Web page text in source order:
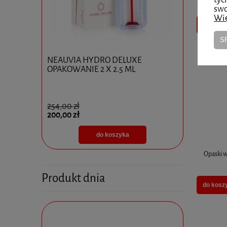
NEAUVIA HYDRO DELUXE
OPAKOWANIE 2 X 2.5 ML
254,00 zł
200,00 zł
do koszyka
Produkt dnia
do
Opaski
do